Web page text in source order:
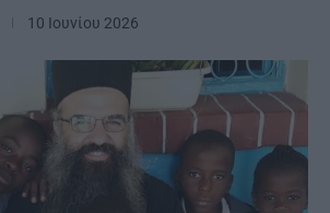
10 Ιουνίου 2026